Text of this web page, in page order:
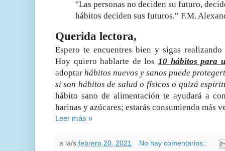
"Las personas no deciden su futuro,
hábitos deciden sus futuros." F.M.
Querida lectora,
Espero te encuentres bien y sigas
Hoy quiero hablarte de los10 hábitos para
adoptar hábitos nuevos y sanos puede
si son hábitos de salud o físicos o quizá
hábito sano de alimentación te ayudará a
harinas y azúcares; estarás consumiendo más
Leer más »
a la/s febrero 20, 2021 No hay comentarios.: